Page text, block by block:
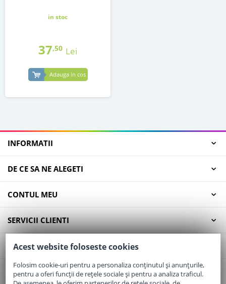
in stoc
37,50 Lei
Adauga in cos
INFORMATII
DE CE SA NE ALEGETI
CONTUL MEU
SERVICII CLIENTI
CONTACT
Email:office@elaptepraf.ro
Acest website foloseste cookies
Folosim cookie-uri pentru a personaliza conținutul și anunțurile,
pentru a oferi funcții de rețele sociale și pentru a analiza traficul.